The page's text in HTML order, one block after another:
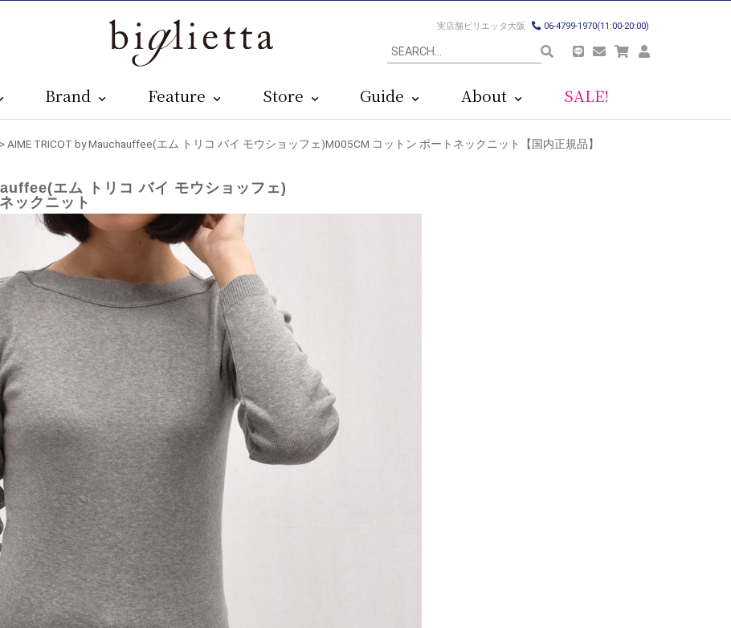
実店舗ビリエッタ大阪 06-4799-1970(11:00-20:00)
Brand Feature Store Guide About SALE!
> AIME TRICOT by Mauchauffee(エム トリコ バイ モウショッフェ)M005CM コットン ボートネックニット【国内正規品】
エム トリコ バイ モウショッフェ)
ックニット